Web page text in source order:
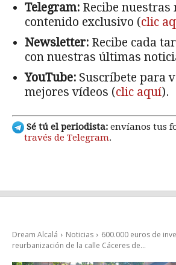
Telegram: Recibe nuestras
contenido exclusivo (clic
Newsletter: Recibe cada
con nuestras últimas
YouTube: Suscríbete para
mejores vídeos (clic aquí).
Sé tú el periodista: envíanos tus
través de Telegram.